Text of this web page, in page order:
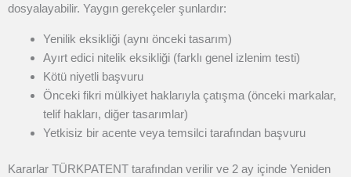
dosyalayabilir. Yaygın gerekçeler şunlardır:
Yenilik eksikliği (aynı önceki tasarım)
Ayırt edici nitelik eksikliği (farklı genel izlenim testi)
Kötü niyetli başvuru
Önceki fikri mülkiyet haklarıyla çatışma (önceki markalar,
telif hakları, diğer tasarımlar)
Yetkisiz bir acente veya temsilci tarafından başvuru
Kararlar TÜRKPATENT tarafından verilir ve 2 ay içinde Yeniden